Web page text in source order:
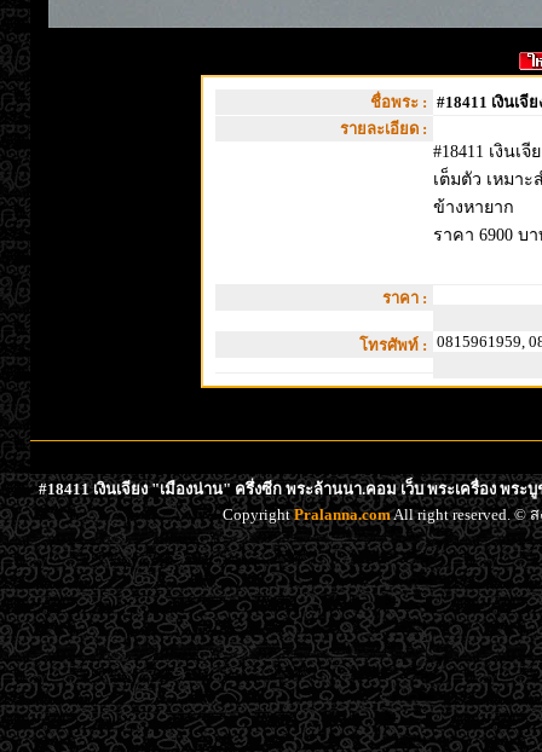
ชื่อพระ : #18411 เงินเ
รายละเอียด :
#18411 เงินเ
เต็มตัว เหมา
ข้างหายาก
ราคา 6900 บ
ราคา :
โทรศัพท์ : 0815961959,
#18411 เงินเจียง "เมืองน่าน" ครึ่งซีก พระล้านนา.คอม เว็บ พระเครื่อง พร
CopyrightPralanna.comAll right reserved. ©